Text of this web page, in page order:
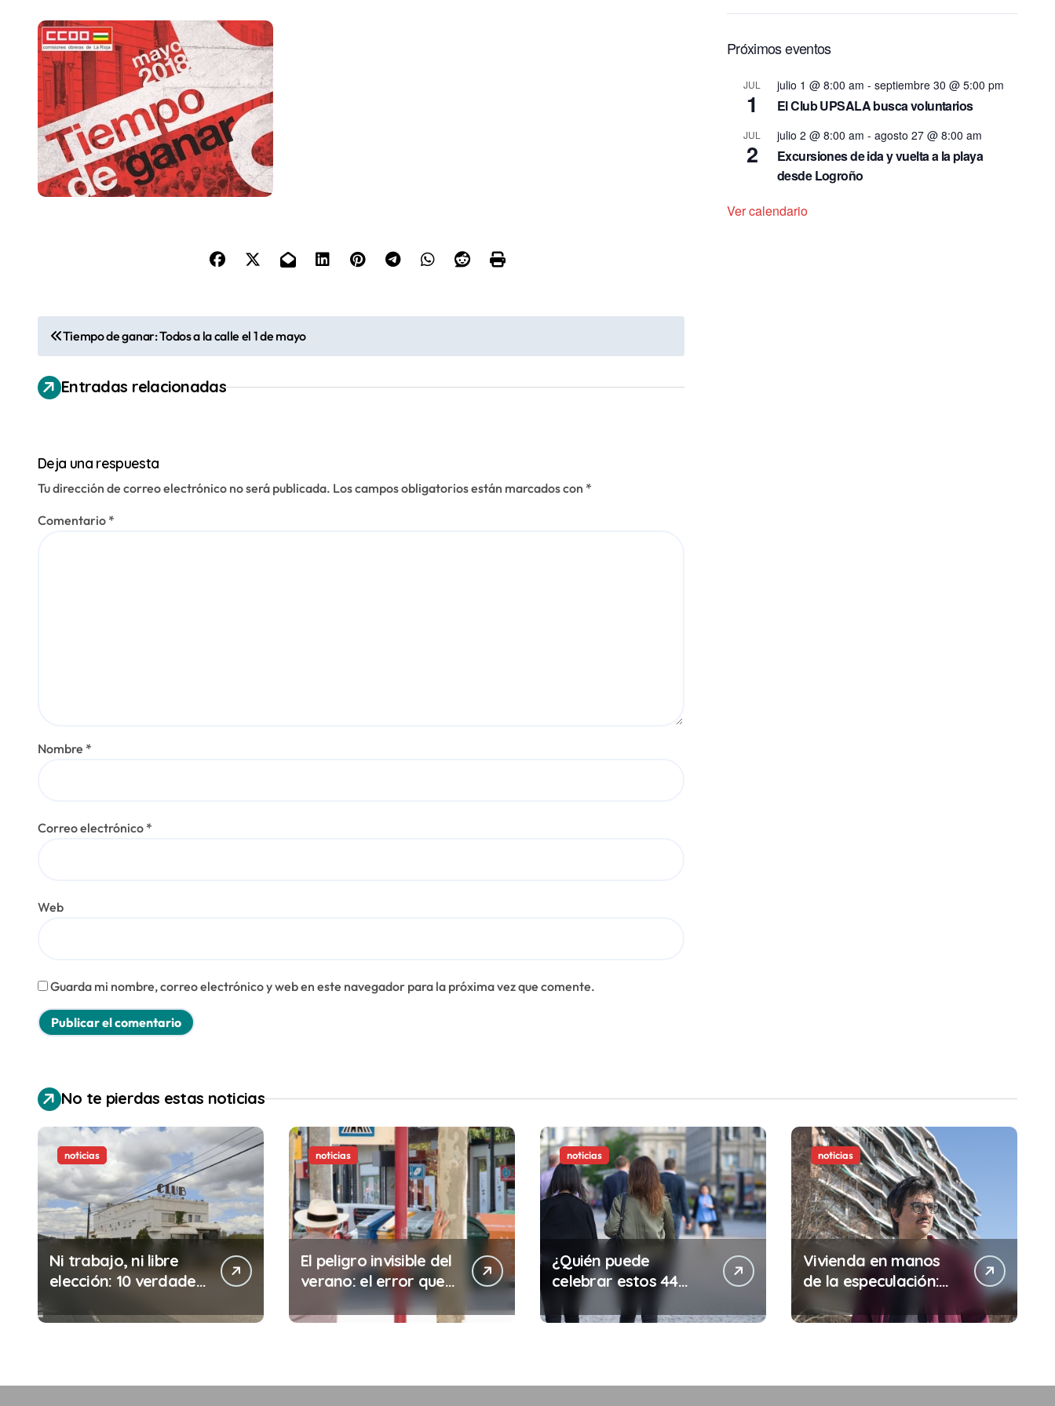
N
a
v
g
a
c
n
a
Tiempo de ganar: Todos a la calle el 1 de mayo
Entradas relacionadas
Deja una respuesta
Tu dirección de correo electrónico no será publicada. Los campos obligatorios están marcados con *
Comentario *
Nombre *
Correo electrónico *
Web
Guarda mi nombre, correo electrónico y web en este navegador para la próxima vez que comente.
Próximos eventos
JUL
1
julio 1 @ 8:00 am - septiembre 30 @ 5:00 pm
El Club UPSALA busca voluntarios
JUL
2
julio 2 @ 8:00 am - agosto 27 @ 8:00 am
Excursiones de ida y vuelta a la playa
desde Logroño
Ver calendario
No te pierdas estas noticias
noticias
Ni trabajo, ni libre
elección: 10 verdades
abolición de la
noticias
El peligro invisible del
verano: el error que
cometes cada 30
minutos en tu trabajo
noticias
¿Quién puede
celebrar estos 44
noticias
Vivienda en manos
de la especulación:
no te da para vivir